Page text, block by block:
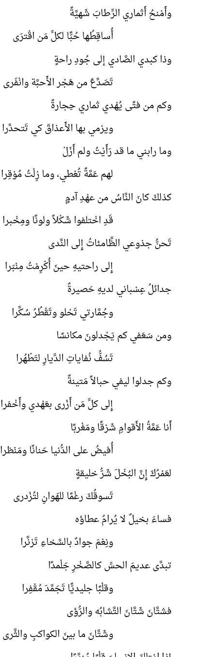
وأَمْنحُ أَثماري الرِّطابَ شَهيَّةً
أُساقِطُها حُبًّا لكلِّ مَن اقْترَى
وذا كبدي الصَّادي إلى جُودِ راحةٍ
تَصَدَّعَ من هَجْر الأَحبَّة وانْفَرى
وكم من فتًى يُهْدي ثماري حِجارةً
ويرْمي بها الأَعذاقَ كي تَتحدَّرا
وما رابني ما قد رَأَيْتُ ولم أَزَلْ
لهم عَمَّةً تُعْطي، وما زِلْتُ مُوْقِرا
كذلكَ كانَ النَّاسُ من عهْدِ آدمٍ
قَدِ اخْتلفوا شَكْلاً ولونًا ومِخْبرا
تَحنُّ جذوعي الظَّامئاتُ إِلى النَّدى
إِلى راحتيهِ حينَ أُكْرِمْتُ مِنْبَرا
جدائلُ عِسْباني لديهِ حَصيرةٌ
وجُمَّارتي تَحْلو وتَقْطُرُ سُكَّرا
ومن سَعَفي كم يَجْدلونَ مكانسًا
تَسُفُّ نُفاياتِ الدِّيارِ لتَطْهُرا
وكم جدلوا ليفي حبالاً مَتينةً
إِلى كلِّ مَن أَزْرى بعَهْدي وأَخْفرا
أَنا عَمَّةُ الأَقوامِ شَرْقًا ومَغْربًا
أُفيضُ على الدُّنيا حَنانًا ومَنْظرا
لعَمْرُكَ إِنَّ البُخْلَ شَرُّ خليقةٍ
تَسوقُكَ رغْمًا للهَوانِ لتُزْدرى
فساءَ بخيلٌ لا يُرامُ عطاؤه
ونِعْمَ جوادٌ بالسَّخاءِ تَزنَّرا
تبدَّى عديمَ الحسِّ كالصَّخْرِ جَلْمدًا
وقلْبًا جليديًّا تَجَمَّدَ مُقْفِرا
فشتَّانَ شَتَّانَ التَّشابُه والرُّؤى
وشَتَّانَ ما بينَ الكواكبِ والثَّرى